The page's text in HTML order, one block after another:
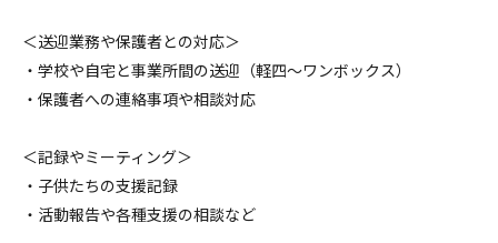
＜送迎業務や保護者との対応＞
・学校や自宅と事業所間の送迎（軽四～ワンボックス）
・保護者への連絡事項や相談対応
＜記録やミーティング＞
・子供たちの支援記録
・活動報告や各種支援の相談など